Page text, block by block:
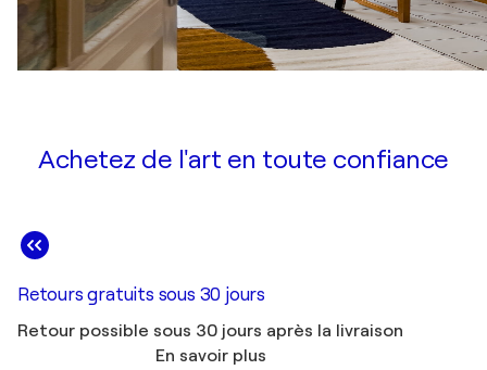
Achetez de l'art en toute confiance
Retours gratuits sous 30 jours
Retour possible sous 30 jours après la livraison
En savoir plus